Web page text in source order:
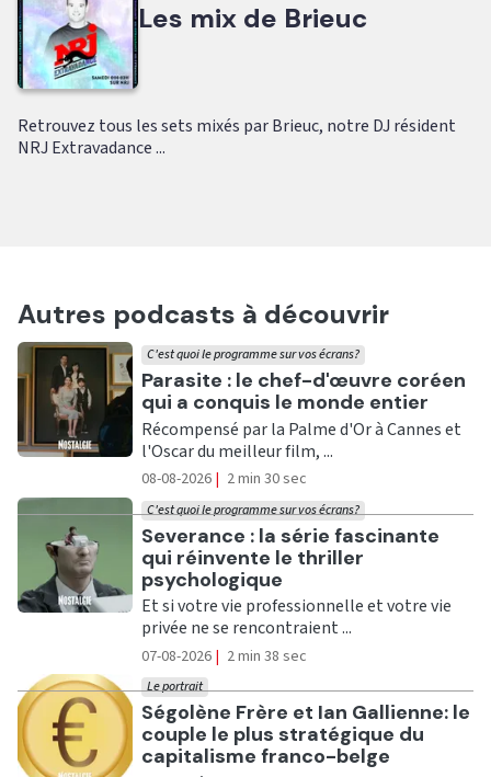
Les mix de Brieuc
Retrouvez tous les sets mixés par Brieuc, notre DJ résident
NRJ Extravadance ...
Autres podcasts à découvrir
Ecouter
Parasite : le chef-d'œuvre coréen
qui a conquis le monde entier
C'est quoi le programme sur vos écrans?
Récompensé par la Palme d'Or à Cannes et
l'Oscar du meilleur film, ...
08-08-2026 | 2 min 30 sec
Ecouter
Severance : la série fascinante
qui réinvente le thriller
psychologique
C'est quoi le programme sur vos écrans?
Et si votre vie professionnelle et votre vie
privée ne se rencontraient ...
07-08-2026 | 2 min 38 sec
Ecouter
Ségolène Frère et Ian Gallienne: le
couple le plus stratégique du
capitalisme franco-belge
Le portrait